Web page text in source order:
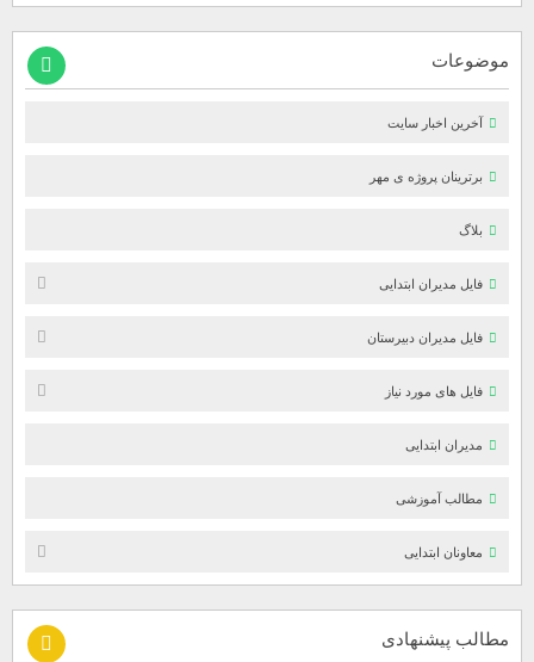
موضوعات
آخرین اخبار سایت
برترینان پروژه ی مهر
بلاگ
فایل مدیران ابتدایی
فایل مدیران دبیرستان
فایل های مورد نیاز
مدیران ابتدایی
مطالب آموزشی
معاونان ابتدایی
مطالب پیشنهادی